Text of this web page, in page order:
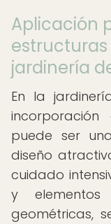
Aplicación
jardinería
En la
puede ser
diseño
cuidado
y elementos
geométricas,